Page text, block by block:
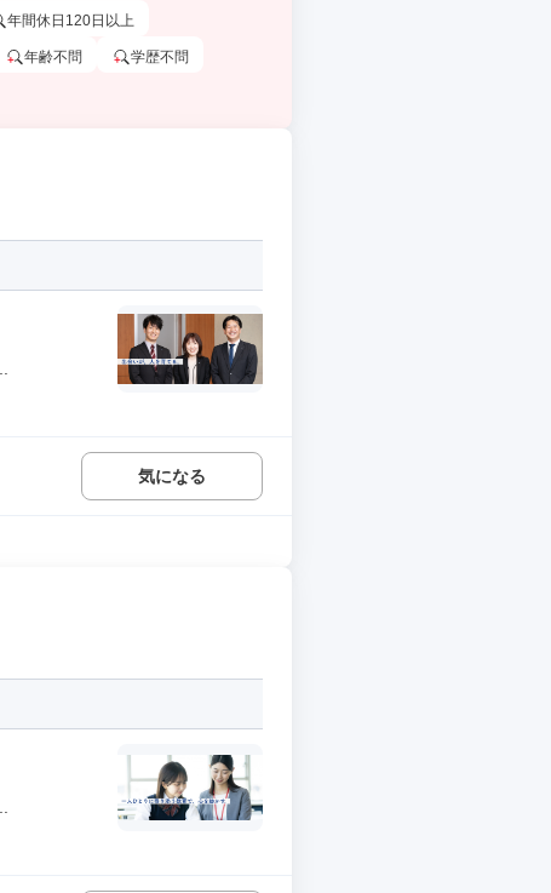
年間休日120日以上
年齢不問 学歴不問
気になる